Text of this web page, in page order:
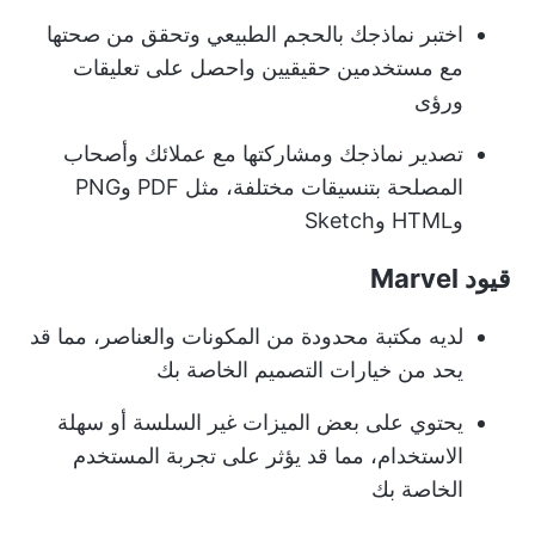
اختبر نماذجك بالحجم الطبيعي وتحقق من صحتها
مع مستخدمين حقيقيين واحصل على تعليقات
ورؤى
تصدير نماذجك ومشاركتها مع عملائك وأصحاب
المصلحة بتنسيقات مختلفة، مثل PDF وPNG
وHTML وSketch
قيود Marvel
لديه مكتبة محدودة من المكونات والعناصر، مما قد
يحد من خيارات التصميم الخاصة بك
يحتوي على بعض الميزات غير السلسة أو سهلة
الاستخدام، مما قد يؤثر على تجربة المستخدم
الخاصة بك